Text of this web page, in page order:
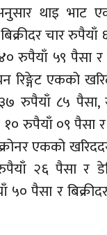
थाइ भाट
चार रुपैयाँ
रुपैयाँ ५९ पैसा र
रिङ्गेट एकको
रुपैयाँ ८५
रुपैयाँ ०९ पैसा
एकको
२६ पैसा र
५० पैसा र